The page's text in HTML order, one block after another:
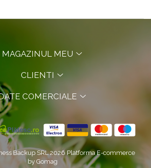
MAGAZINUL MEU
CLIENTI
COMERCIALE
Backup SRL 2026 Platforma E-commerce
by Gomag